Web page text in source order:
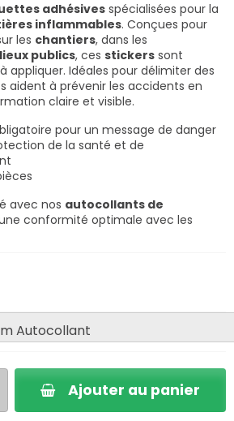
adhésives spécialisées pour la
inflammables. Conçues pour
les chantiers, dans les
lieux publics, ces stickers sont
appliquer. Idéales pour délimiter des
aident à prévenir les accidents en
claire et visible.
pour un message de danger
de la santé et de
avec nos autocollants de
conformité optimale avec les
Ajouter au panier